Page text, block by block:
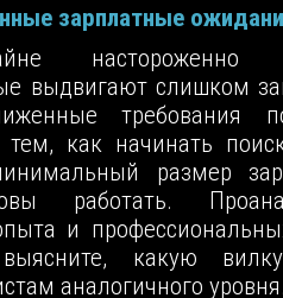
зарплатные
настороженно
выдвигают слишком
требования
как начинать
размер
работать.
и
какую
аналогичного